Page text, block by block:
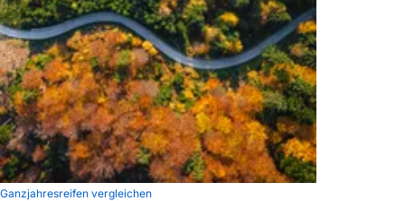
Ganzjahresreifen vergleichen